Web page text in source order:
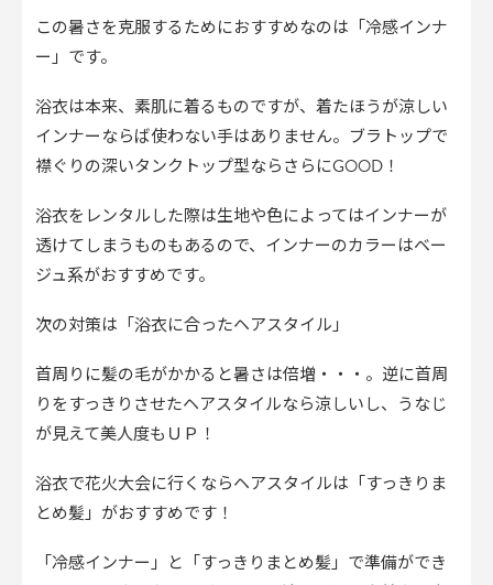
この暑さを克服するためにおすすめなのは「冷感インナ
ー」です。
浴衣は本来、素肌に着るものですが、着たほうが涼しい
インナーならば使わない手はありません。ブラトップで
襟ぐりの深いタンクトップ型ならさらにGOOD！
浴衣をレンタルした際は生地や色によってはインナーが
透けてしまうものもあるので、インナーのカラーはベー
ジュ系がおすすめです。
次の対策は「浴衣に合ったヘアスタイル」
首周りに髪の毛がかかると暑さは倍増・・・。逆に首周
りをすっきりさせたヘアスタイルなら涼しいし、うなじ
が見えて美人度もＵＰ！
浴衣で花火大会に行くならヘアスタイルは「すっきりま
とめ髪」がおすすめです！
「冷感インナー」と「すっきりまとめ髪」で準備ができ